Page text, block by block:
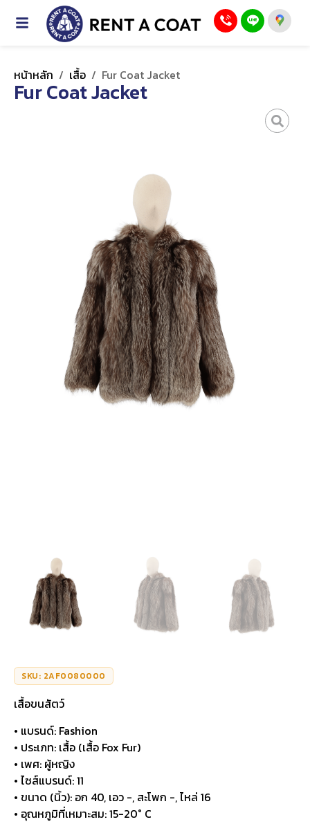
หน้าหลัก / เสื้อ / Fur Coat Jacket
Fur Coat Jacket
SKU: 2AF0080000
เสื้อขนสัตว์
• แบรนด์: Fashion
• ประเภท: เสื้อ (เสื้อ Fox Fur)
• เพศ: ผู้หญิง
• ไซส์แบรนด์: 11
• ขนาด (นิ้ว): อก 40, เอว -, สะโพก -, ไหล่ 16
• อุณหภูมิที่เหมาะสม: 15-20° C